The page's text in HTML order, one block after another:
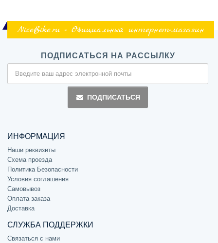
NiceBike.ru - Официальный интернет-магазин
ПОДПИСАТЬСЯ НА РАССЫЛКУ
ПОДПИСАТЬСЯ
ИНФОРМАЦИЯ
Наши реквизиты
Схема проезда
Политика Безопасности
Условия соглашения
Самовывоз
Оплата заказа
Доставка
СЛУЖБА ПОДДЕРЖКИ
Связаться с нами